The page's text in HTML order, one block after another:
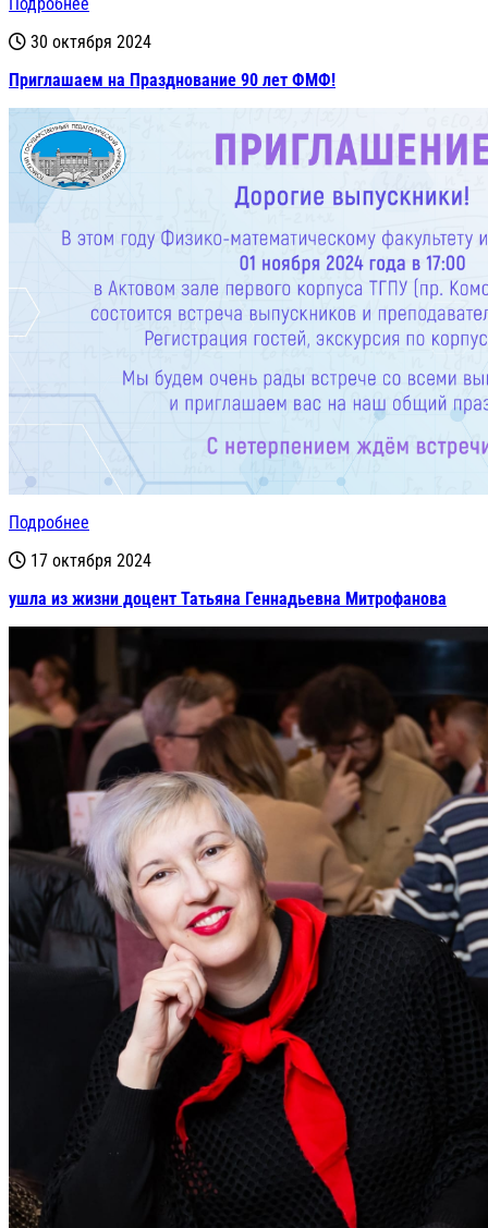
30 октября 2024
Приглашаем на Празднование 90 лет ФМФ!
Подробнее
17 октября 2024
ушла из жизни доцент Татьяна Геннадьевна Митрофанова